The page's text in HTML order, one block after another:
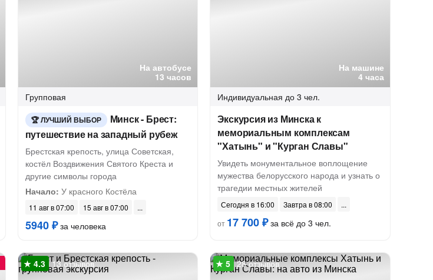
На автобусе
13 часов
Групповая
ЛУЧШИЙ ВЫБОР
Минск - Брест:
путешествие на западный рубеж
Брестская крепость, улица Советская,
костёл Воздвижения Святого Креста и
другие символы города
Начало: У красного Костёла
11 авг в 07:00 15 авг в 07:00
5940 ₽за человека
На машине
4 часа
Индивидуальная до 3 чел.
Экскурсия из Минска к
мемориальным комплексам
"Хатынь" и "Курган Славы"
Увидеть монументальное воплощение
мужества белорусского народа и узнать о
трагедии местных жителей
Сегодня в 16:00
Завтра в 08:00
от 17 700 ₽за всё до 3 чел.
13 отзывов 28 отзывов